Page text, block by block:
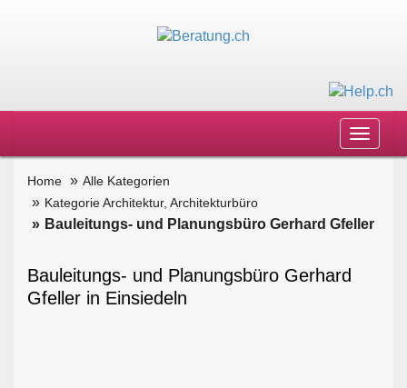
Toggle
Home
Alle Kategorien
Kategorie Architektur, Architekturbüro
Bauleitungs- und Planungsbüro Gerhard Gfeller
Bauleitungs- und Planungsbüro Gerhard
Gfeller in Einsiedeln